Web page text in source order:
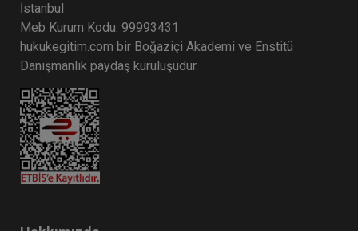
İstanbul
Meb Kurum Kodu: 99993431
hukukegitim.com bir Boğaziçi Akademi ve Enstitü
Danışmanlık paydaş kuruluşudur.